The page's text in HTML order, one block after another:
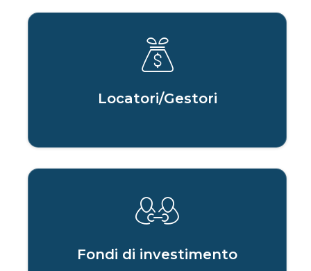
Locatori/Gestori
Fondi di investimento